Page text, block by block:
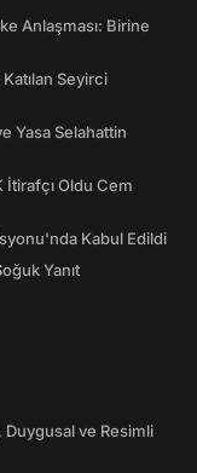
Anlaşması: Birine
Seyirci
Yasa Selahattin
İtirafçı Oldu Cem
Kabul Edildi
Yanıt
Duygusal ve Resimli